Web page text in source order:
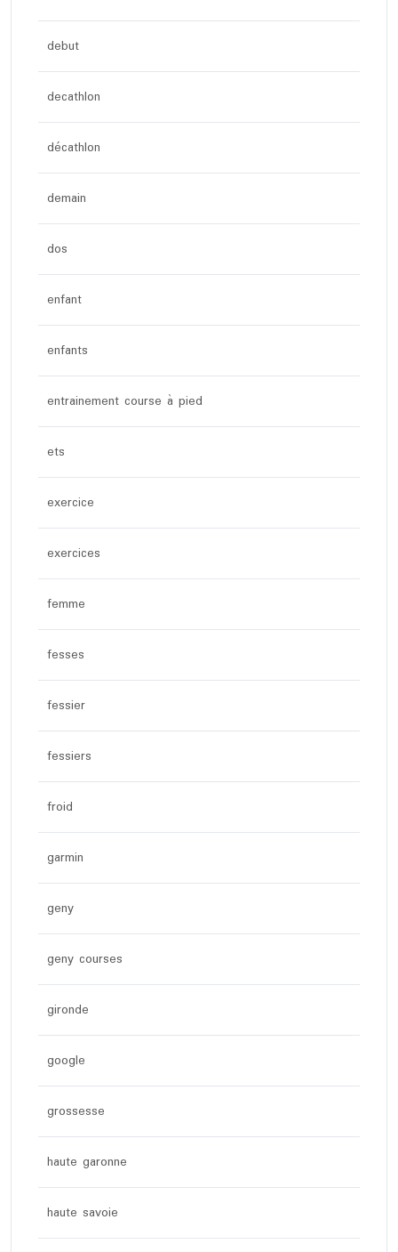
debut
decathlon
décathlon
demain
dos
enfant
enfants
entrainement course à pied
ets
exercice
exercices
femme
fesses
fessier
fessiers
froid
garmin
geny
geny courses
gironde
google
grossesse
haute garonne
haute savoie